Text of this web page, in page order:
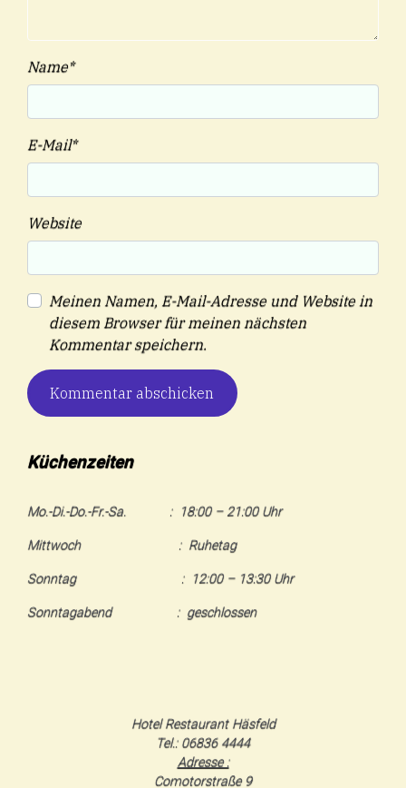
Name*
E-Mail*
Website
Meinen Namen, E-Mail-Adresse und Website in
diesem Browser für meinen nächsten
Kommentar speichern.
Küchenzeiten
Mo.-Di.-Do.-Fr.-Sa. : 18:00 – 21:00 Uhr
Mittwoch : Ruhetag
Sonntag : 12:00 – 13:30 Uhr
Sonntagabend : geschlossen
Hotel Restaurant Häsfeld
Tel.: 06836 4444
Adresse :
Comotorstraße 9